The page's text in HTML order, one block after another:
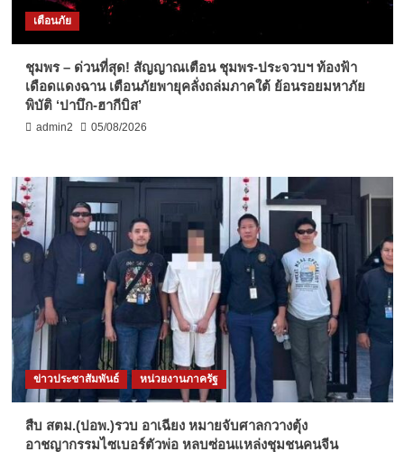
เตือนภัย
ชุมพร – ด่วนที่สุด! สัญญาณเตือน ชุมพร-ประจวบฯ ท้องฟ้า
เดือดแดงฉาน เตือนภัยพายุคลั่งถล่มภาคใต้ ย้อนรอยมหาภัย
พิบัติ ‘ปาบึก-ฮากีบิส’
admin2 05/08/2026
ข่าวประชาสัมพันธ์ หน่วยงานภาครัฐ
สืบ สตม.(ปอพ.)รวบ อาเฉียง หมายจับศาลกวางตุ้ง
อาชญากรรมไซเบอร์ตัวพ่อ หลบซ่อนแหล่งชุมชนคนจีน